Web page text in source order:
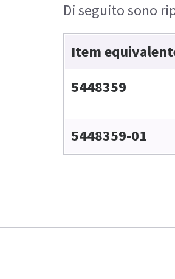
Di seguito sono
Item
5448359
5448359-01